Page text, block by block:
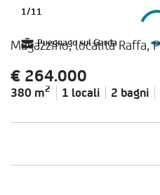
Puegnago sul Garda
1/11
Magazzino, località Raffa,
380 m2 1 locali 2 bagni
€ 264.000